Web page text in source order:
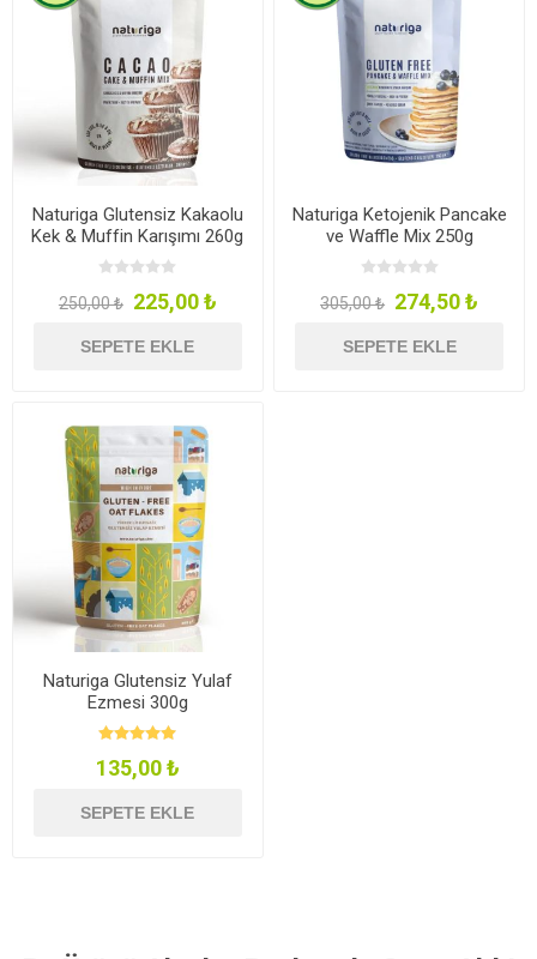
Naturiga Glutensiz Kakaolu
Kek & Muffin Karışımı 260g
250,00 ₺ 225,00 ₺
SEPETE EKLE
Naturiga Ketojenik Pancake
ve Waffle Mix 250g
305,00 ₺ 274,50 ₺
SEPETE EKLE
Naturiga Glutensiz Yulaf
Ezmesi 300g
135,00 ₺
SEPETE EKLE